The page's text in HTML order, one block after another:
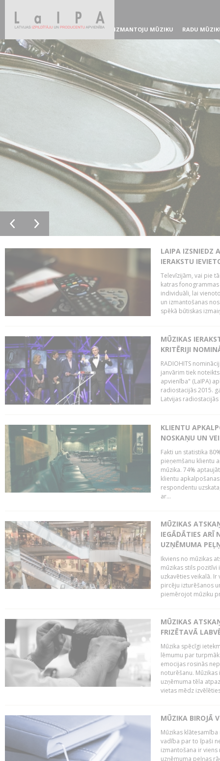
IZMANTOJU MŪZIKU RADU
LAIPA IZSNIEDZ
IERAKSTU
Televīzijām, vai pie
katras
individuāli, lai
un izmantošanas
spēkā būtiskas
MŪZIKAS
KRITĒRIJI
RADIOHITS
janvārim tiek
apvienība" (LaIPA)
radiostacijās 2015.
Latvijas
KLIENTU
NOSKAŅU UN
Fakti un statistika
pieņemšanu klientu
mūzika. 74%
klientu
respondentu
ar...
MŪZIKAS
IEGĀDĀTIES ARĪ
UZŅĒMUMA
Ikviens no mūzikas
mūzikas stils pozitīvi
uzkavēties veikalā.
pircēju izturēšanos
piemērojot mūziku
MŪZIKAS
FRIZĒTAVĀ
Mūzika spēcīgi
lēmumu par
emocijas rosinās
noturēšanu.
uzņēmuma tēla
vietas mēdz
MŪZIKA BIROJĀ
Mūzikas
vadība par to īpaši
izmantošana ir
uzņēmuma peļņas